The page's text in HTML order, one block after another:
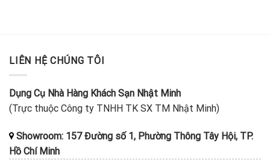
LIÊN HỆ CHÚNG TÔI
Dụng Cụ Nhà Hàng Khách Sạn Nhật Minh
(Trực thuộc Công ty TNHH TK SX TM Nhật Minh)
Showroom: 157 Đường số 1, Phường Thông Tây Hội, TP.
Hồ Chí Minh